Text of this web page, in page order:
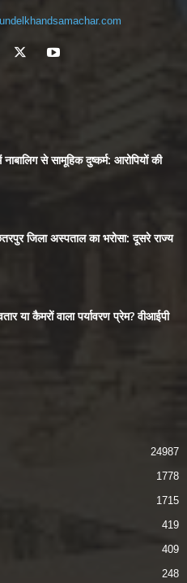
से सामूहिक दुष्कर्म: आरोपियों की
जिला अस्पताल का भरोसा: दूसरे राज्य
या कैमरों वाला पर्यावरण प्रेम? वीआईपी
24987
1778
1715
419
409
248